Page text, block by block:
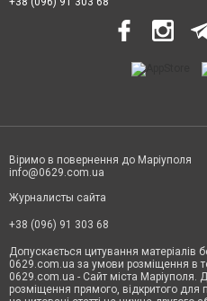
Віримо в повернення до Маріуполя
info@0629.com.ua
Журналисты сайта
+38 (096) 91 303 68
Допускається цитування матеріалів
0629.com.ua за умови розміщення в
0629.com.ua - Сайт міста Маріуполя.
розміщення прямого, відкритого для